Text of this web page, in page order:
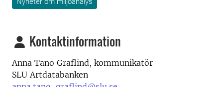
Kontaktinformation
Anna Tano Graflind, kommunikatör
SLU Artdatabanken